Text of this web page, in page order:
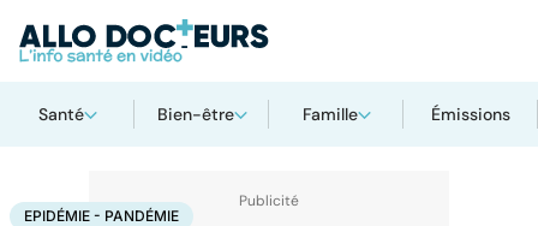
Santé Bien-être Famille Émissions
AccueilSantéMaladiesEpidémie - Pandémie
EPIDÉMIE - PANDÉMIE